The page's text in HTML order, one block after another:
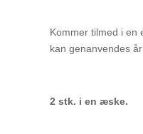
Kommer tilmed i en
kan genanvendes
2 stk. i en æske.